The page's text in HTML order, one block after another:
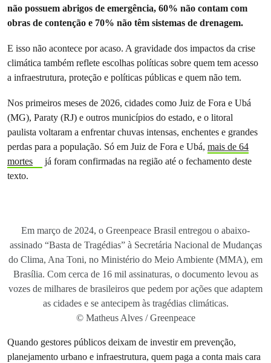
não possuem abrigos de emergência, 60% não contam com
obras de contenção e 70% não têm sistemas de drenagem.
E isso não acontece por acaso. A gravidade dos impactos da crise
climática também reflete escolhas políticas sobre quem tem acesso
a infraestrutura, proteção e políticas públicas e quem não tem.
Nos primeiros meses de 2026, cidades como Juiz de Fora e Ubá
(MG), Paraty (RJ) e outros municípios do estado, e o litoral
paulista voltaram a enfrentar chuvas intensas, enchentes e grandes
perdas para a população. Só em Juiz de Fora e Ubá, mais de 64
mortes
já foram confirmadas na região até o fechamento deste
texto.
Em março de 2024, o Greenpeace Brasil entregou o abaixo-
assinado “Basta de Tragédias” à Secretária Nacional de Mudanças
do Clima, Ana Toni, no Ministério do Meio Ambiente (MMA), em
Brasília. Com cerca de 16 mil assinaturas, o documento levou as
vozes de milhares de brasileiros que pedem por ações que adaptem
as cidades e se antecipem às tragédias climáticas.
© Matheus Alves / Greenpeace
Quando gestores públicos deixam de investir em prevenção,
planejamento urbano e infraestrutura, quem paga a conta mais cara